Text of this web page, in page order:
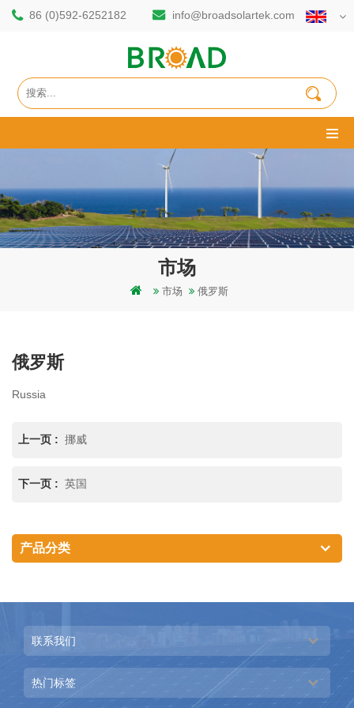
86 (0)592-6252182 info@broadsolartek.com
市场
市场 俄罗斯
俄罗斯
Russia
上一页 : 挪威
下一页 : 英国
产品分类
联系我们
热门标签